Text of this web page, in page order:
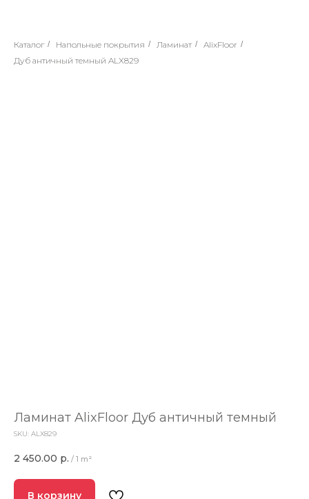
Каталог / Напольные покрытия / Ламинат / AlixFloor /
Дуб античный темный ALX829
Ламинат AlixFloor Дуб античный темный
SKU: ALX829
2 450.00 р. / 1 m²
В корзину